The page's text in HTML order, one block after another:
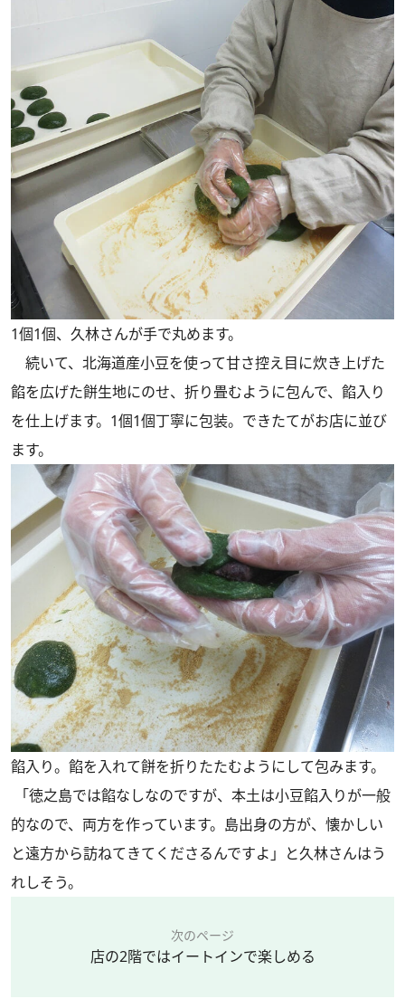
1個1個、久林さんが手で丸めます。
続いて、北海道産小豆を使って甘さ控え目に炊き上げた
餡を広げた餅生地にのせ、折り畳むように包んで、餡入り
を仕上げます。1個1個丁寧に包装。できたてがお店に並び
ます。
餡入り。餡を入れて餅を折りたたむようにして包みます。
「徳之島では餡なしなのですが、本土は小豆餡入りが一般
的なので、両方を作っています。島出身の方が、懐かしい
と遠方から訪ねてきてくださるんですよ」と久林さんはう
れしそう。
次のページ
店の2階ではイートインで楽しめる